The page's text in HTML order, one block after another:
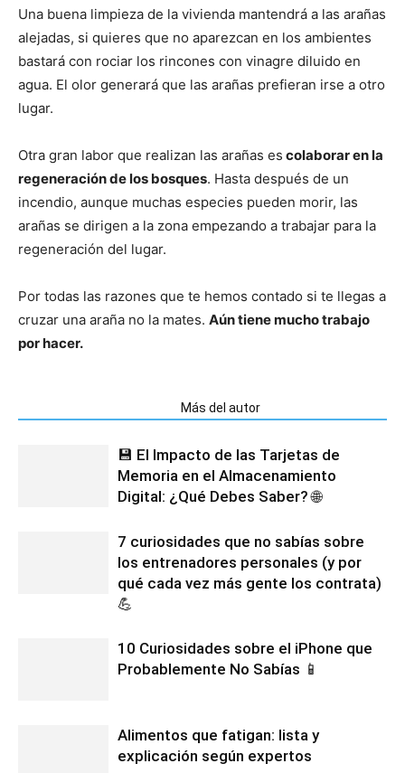
Una buena limpieza de la vivienda mantendrá a las arañas
alejadas, si quieres que no aparezcan en los ambientes
bastará con rociar los rincones con vinagre diluido en
agua. El olor generará que las arañas prefieran irse a otro
lugar.
Otra gran labor que realizan las arañas es colaborar en la
regeneración de los bosques. Hasta después de un
incendio, aunque muchas especies pueden morir, las
arañas se dirigen a la zona empezando a trabajar para la
regeneración del lugar.
Por todas las razones que te hemos contado si te llegas a
cruzar una araña no la mates. Aún tiene mucho trabajo
por hacer.
Más del autor
💾 El Impacto de las Tarjetas de
Memoria en el Almacenamiento
Digital: ¿Qué Debes Saber? 🌐
7 curiosidades que no sabías sobre
los entrenadores personales (y por
qué cada vez más gente los contrata)
💪
10 Curiosidades sobre el iPhone que
Probablemente No Sabías 📱
Alimentos que fatigan: lista y
explicación según expertos